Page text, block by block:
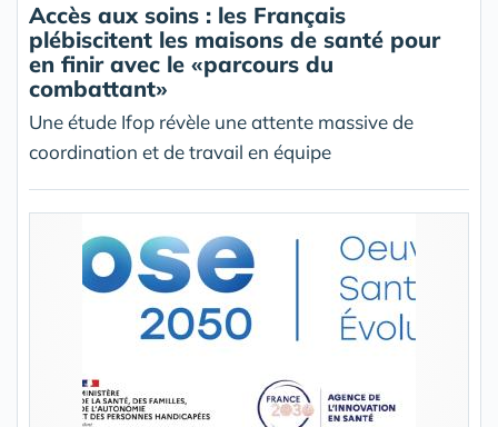
Accès aux soins : les Français
plébiscitent les maisons de santé pour
en finir avec le «parcours du
combattant»
Une étude Ifop révèle une attente massive de
coordination et de travail en équipe